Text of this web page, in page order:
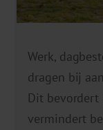
Werk,
dragen bij
Dit
vermindert